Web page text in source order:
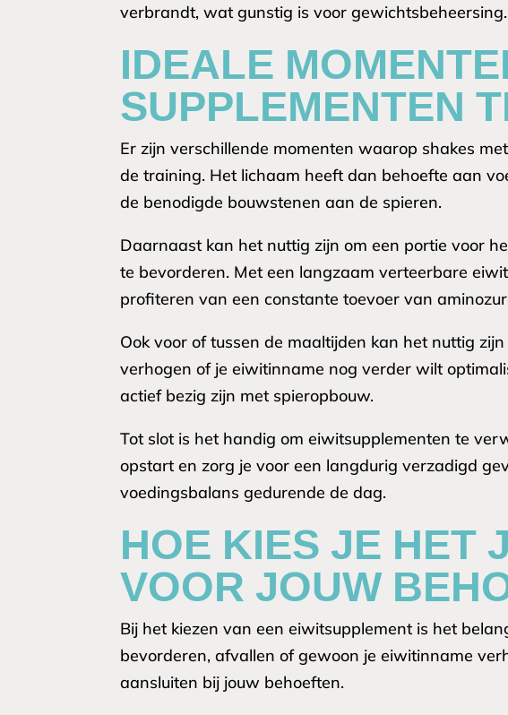
verbrandt, wat gunstig is voor gewichtsbeheersing.
IDEALE
SUPPLEMENTEN
Er zijn verschillende momenten waarop shakes
de training. Het lichaam heeft dan behoefte aan
de benodigde bouwstenen aan de spieren.
Daarnaast kan het nuttig zijn om een portie voor
te bevorderen. Met een langzaam verteerbare
profiteren van een constante toevoer van
Ook voor of tussen de maaltijden kan het nuttig
verhogen of je eiwitinname nog verder wilt
actief bezig zijn met spieropbouw.
Tot slot is het handig om eiwitsupplementen te
opstart en zorg je voor een langdurig verzadigd
voedingsbalans gedurende de dag.
HOE KIES JE HET
VOOR JOUW
Bij het kiezen van een eiwitsupplement is het
bevorderen, afvallen of gewoon je eiwitinname
aansluiten bij jouw behoeften.